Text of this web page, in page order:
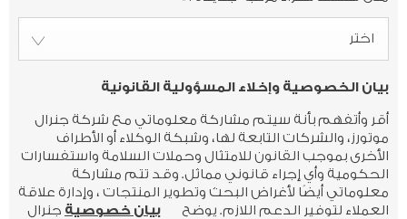
اختر
بيان الخصوصية وإخلاء المسؤولية القانونية
أقر وأتفهم بأنة سيتم مشاركة معلوماتي مع شركة جنرال
موتورز، والشركات التابعة لها، وشبكة الوكلاء أو الأطراف
الأخرى بموجب القانون للامتثال وحملات السلامة واستفسارات
الحكومية وأي إجراء قانوني مماثل. وقد تتم مشاركة
معلوماتي أيضًا لأغراض البحث وتطوير المنتجات ، وإدارة علاقة
العملاء لتوفير الدعم اللازم. يوضح
بيان خصوصية جنرال